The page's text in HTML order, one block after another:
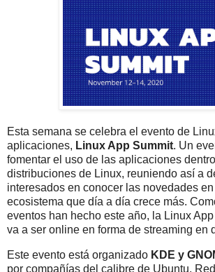
Esta semana se celebra el evento de
aplicaciones, Linux App Summit. Un
fomentar el uso de las aplicaciones
distribuciones de Linux, reuniendo así a
interesados en conocer las novedades
ecosistema que día a día crece más.
eventos han hecho este año, la Linux
va a ser online en forma de streaming en
Este evento está organizado KDE y
por compañías del calibre de Ubuntu,